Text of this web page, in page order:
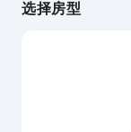
选择房型